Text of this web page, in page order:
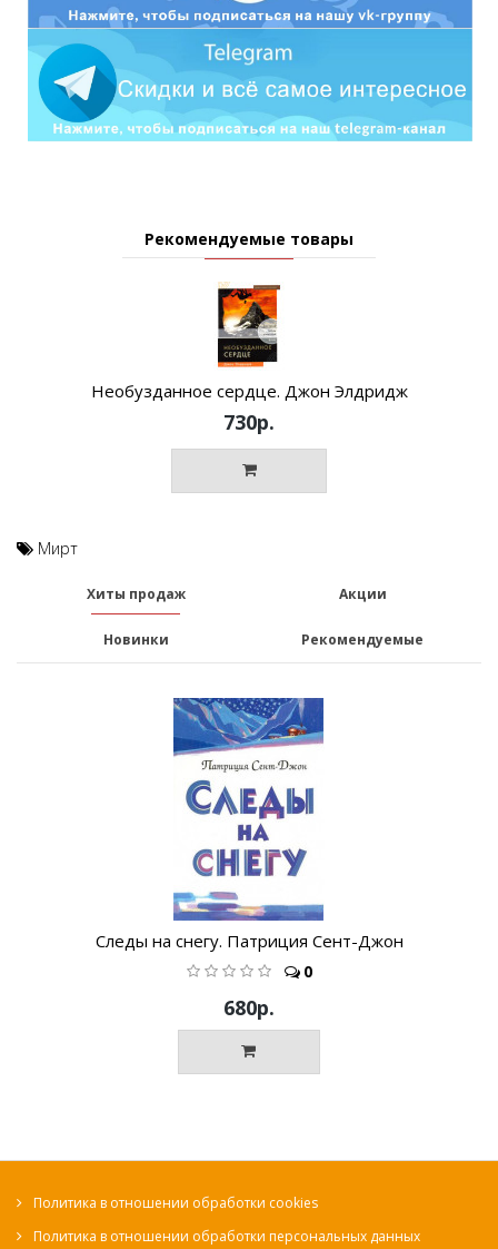
Рекомендуемые товары
Необузданное сердце. Джон Элдридж
730р.
Мирт
Хиты продаж Акции
Новинки Рекомендуемые
Следы на снегу. Патриция Сент-Джон
0
680р.
Политика в отношении обработки cookies
Политика в отношении обработки персональных данных